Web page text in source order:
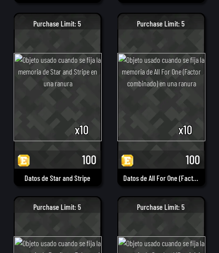
Datos de Star and Stripe
x10
Purchase Limit: 5
100
Datos de All For One (Factor combinado)
x10
Purchase Limit: 5
100
Purchase Limit: 5 Purchase Limit: 5